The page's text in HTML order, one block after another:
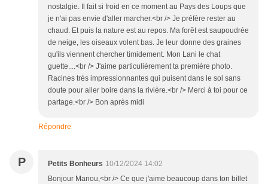
nostalgie. Il fait si froid en ce moment au Pays des Loups que
je n'ai pas envie d'aller marcher.<br /> Je préfère rester au
chaud. Et puis la nature est au repos. Ma forêt est saupoudrée
de neige, les oiseaux volent bas. Je leur donne des graines
qu'ils viennent chercher timidement. Mon Lani le chat
guette....<br /> J'aime particulièrement ta première photo.
Racines très impressionnantes qui puisent dans le sol sans
doute pour aller boire dans la rivière.<br /> Merci à toi pour ce
partage.<br /> Bon après midi
Répondre
P Petits Bonheurs 10/12/2024 14:02
Bonjour Manou,<br /> Ce que j'aime beaucoup dans ton billet